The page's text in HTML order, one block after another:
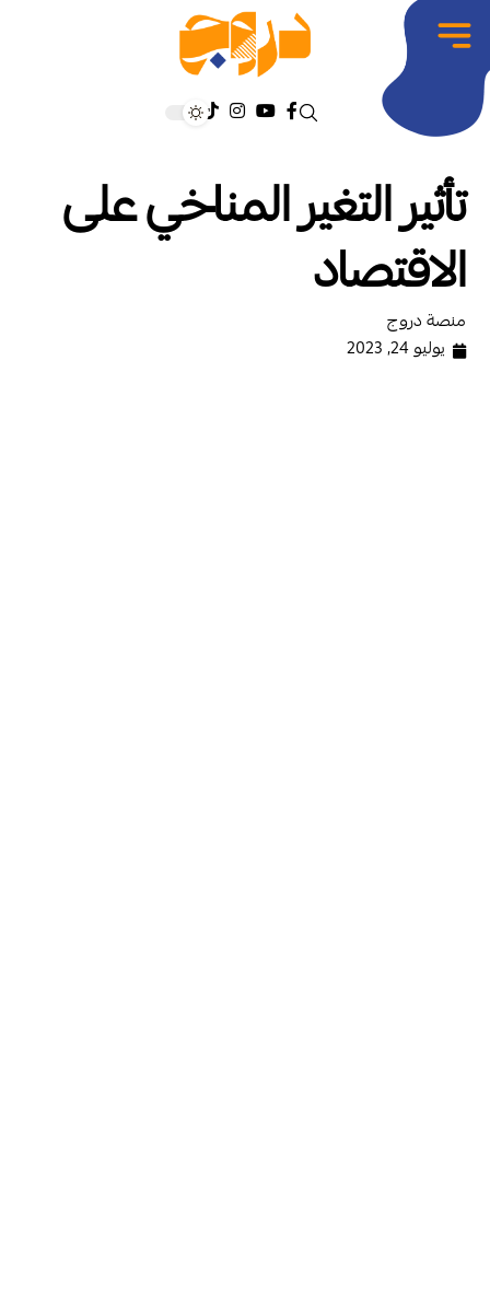
تأثير التغير المناخي على
الاقتصاد
منصة دروج
يوليو 24, 2023